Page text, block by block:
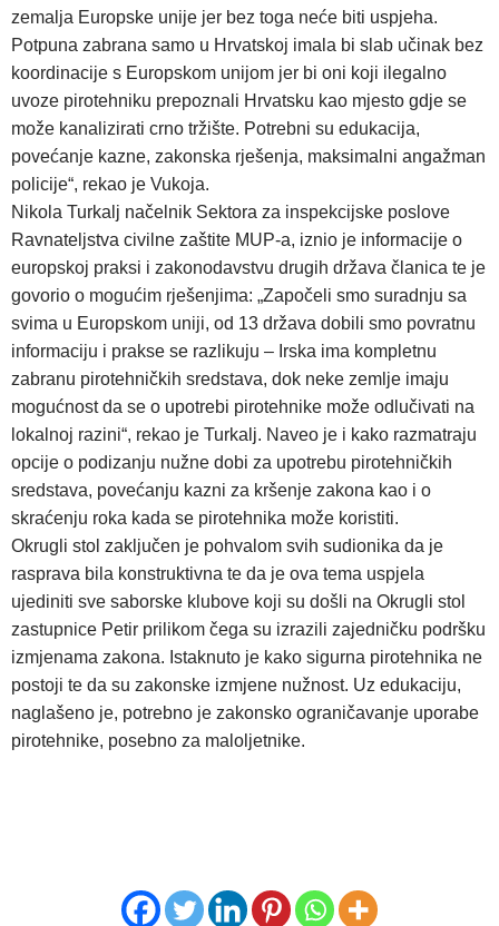
zemalja Europske unije jer bez toga neće biti uspjeha.
Potpuna zabrana samo u Hrvatskoj imala bi slab učinak bez
koordinacije s Europskom unijom jer bi oni koji ilegalno
uvoze pirotehniku prepoznali Hrvatsku kao mjesto gdje se
može kanalizirati crno tržište. Potrebni su edukacija,
povećanje kazne, zakonska rješenja, maksimalni angažman
policije“, rekao je Vukoja.
Nikola Turkalj načelnik Sektora za inspekcijske poslove
Ravnateljstva civilne zaštite MUP-a, iznio je informacije o
europskoj praksi i zakonodavstvu drugih država članica te je
govorio o mogućim rješenjima: „Započeli smo suradnju sa
svima u Europskom uniji, od 13 država dobili smo povratnu
informaciju i prakse se razlikuju – Irska ima kompletnu
zabranu pirotehničkih sredstava, dok neke zemlje imaju
mogućnost da se o upotrebi pirotehnike može odlučivati na
lokalnoj razini“, rekao je Turkalj. Naveo je i kako razmatraju
opcije o podizanju nužne dobi za upotrebu pirotehničkih
sredstava, povećanju kazni za kršenje zakona kao i o
skraćenju roka kada se pirotehnika može koristiti.
Okrugli stol zaključen je pohvalom svih sudionika da je
rasprava bila konstruktivna te da je ova tema uspjela
ujediniti sve saborske klubove koji su došli na Okrugli stol
zastupnice Petir prilikom čega su izrazili zajedničku podršku
izmjenama zakona. Istaknuto je kako sigurna pirotehnika ne
postoji te da su zakonske izmjene nužnost. Uz edukaciju,
naglašeno je, potrebno je zakonsko ograničavanje uporabe
pirotehnike, posebno za maloljetnike.